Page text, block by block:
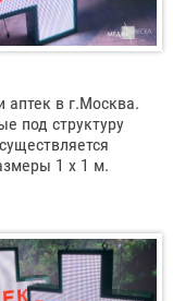
аптек в г.Москва.
под структуру
1 х 1 м.